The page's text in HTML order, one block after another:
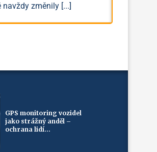
navždy změnily [...]
GPS monitoring vozidel
jako strážný anděl –
ochrana lidí...